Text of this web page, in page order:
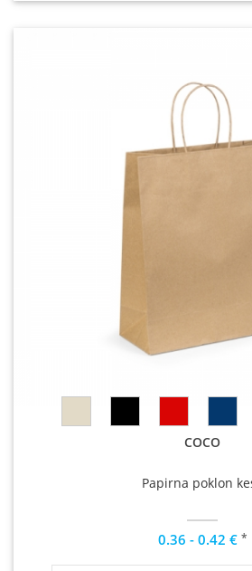
COCO
Papirna poklon
0.36 - 0.42 € *